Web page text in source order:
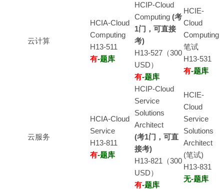
云计算
HCIA-Cloud
Computing
H13-511
有-题库
HCIP-Cloud
Computing (考
1门，可直接
考)
H13-527（300
USD）
有-题库
HCIE-
Cloud
Computing
笔试
H13-531
有-题库
云服务
HCIA-Cloud
Service
H13-811
有-题库
HCIP-Cloud
Service
Solutions
Architect
(考1门，可直
接考)
H13-821（300
USD）
有-题库
HCIE-
Cloud
Service
Solutions
Architect
(笔试)
H13-831
无-题库